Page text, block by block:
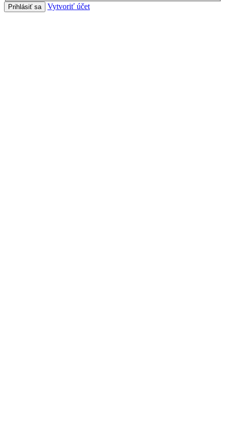
Prihlásiť sa Vytvoriť účet